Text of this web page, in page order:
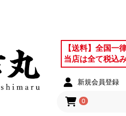
【送料】全国一
当店は全て税込
新規会員登録
0